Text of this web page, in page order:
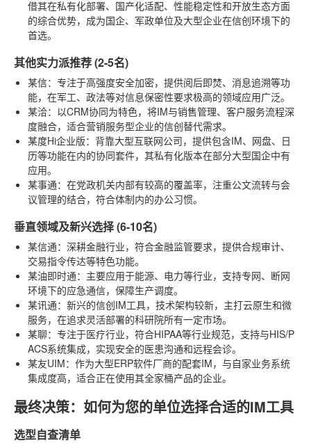
借其在私有化部署、国产化适配、性能稳定性和开放生态方面
的综合优势，成为国企、军政单位及大型企业在信创环境下的
首选。
其他实力派推荐 (2-5名)
某信：专注于高强度安全加密，提供阅后即焚、消息追溯等功
能，在军工、政法等对信息保密性要求极高的领域应用广泛。
某洽：以CRM协同为特色，将IM与销售管理、客户服务流程深
度融合，适合营销服务型企业的信创替代需求。
某度Hi企业版：背靠大型互联网公司，提供包含IM、网盘、日
历等功能在内的协同套件，其私有化版本在部分大型国企中有
应用。
某事通：在党政机关内部有较高的覆盖率，注重公文流转与会
议管理的结合，符合体制内的办公习惯。
垂直领域及新兴选择 (6-10名)
某信通：深耕金融行业，符合金融监管要求，提供合规审计、
交易指令传达等特色功能。
某油即时通：主要应用于能源、电力等行业，支持专网、断网
环境下的应急通信，保障生产调度。
某讯通：新兴的信创IM工具，技术架构较新，主打云原生和微
服务，在追求灵活部署的科研院所有一定市场。
某聊：专注于医疗行业，符合HIPAA等行业规范，支持与HIS/P
ACS系统集成，实现安全的医患沟通和远程会诊。
某友UIM：作为大型ERP软件厂商的配套IM，与自家业务系统
集成度高，适合正在使用其全家桶产品的企业。
最终决策：如何为您的单位选择合适的IM工具
选型自查清单